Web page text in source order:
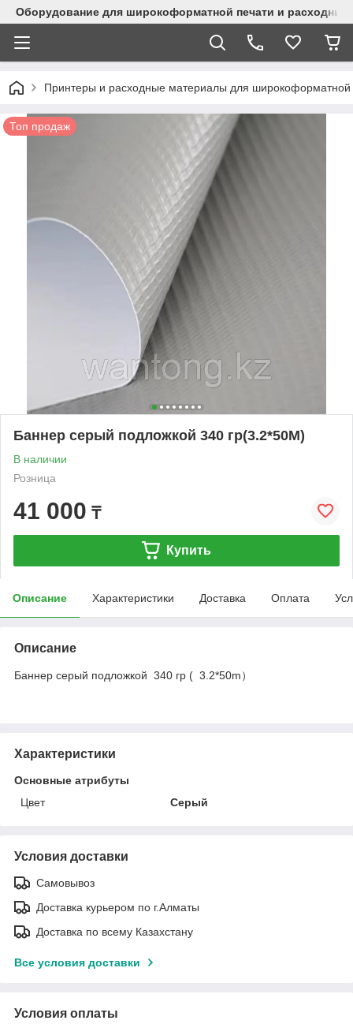
Оборудование для широкоформатной печати и
Принтеры и расходные материалы для широкоформатной
Топ продаж
Баннер серый подложкой 340 гр(3.2*50M)
В наличии
Розница
41 000 ₸
Купить
Описание Характеристики Доставка Оплата
Описание
Баннер серый подложкой 340 гр ( 3.2*50m）
Характеристики
Основные атрибуты
Цвет
Серый
Условия доставки
Самовывоз
Доставка курьером по г.Алматы
Доставка по всему Казахстану
Все условия доставки
Условия оплаты